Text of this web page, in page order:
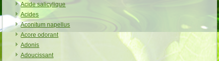
Acide salicylique
Acides
Aconitum napellus
Acore odorant
Adonis
Adoucissant